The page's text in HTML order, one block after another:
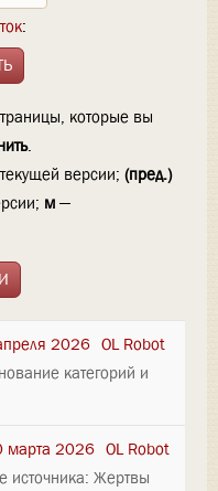
:
которые вы
.
версии; (пред.)
м —
2026 OL Robot
категорий и
марта 2026 OL Robot
источника: Жертвы